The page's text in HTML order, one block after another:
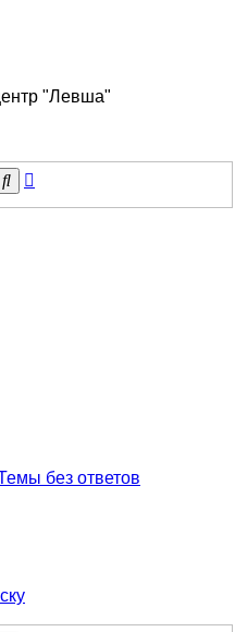
"Левша"
Поиск
без ответов